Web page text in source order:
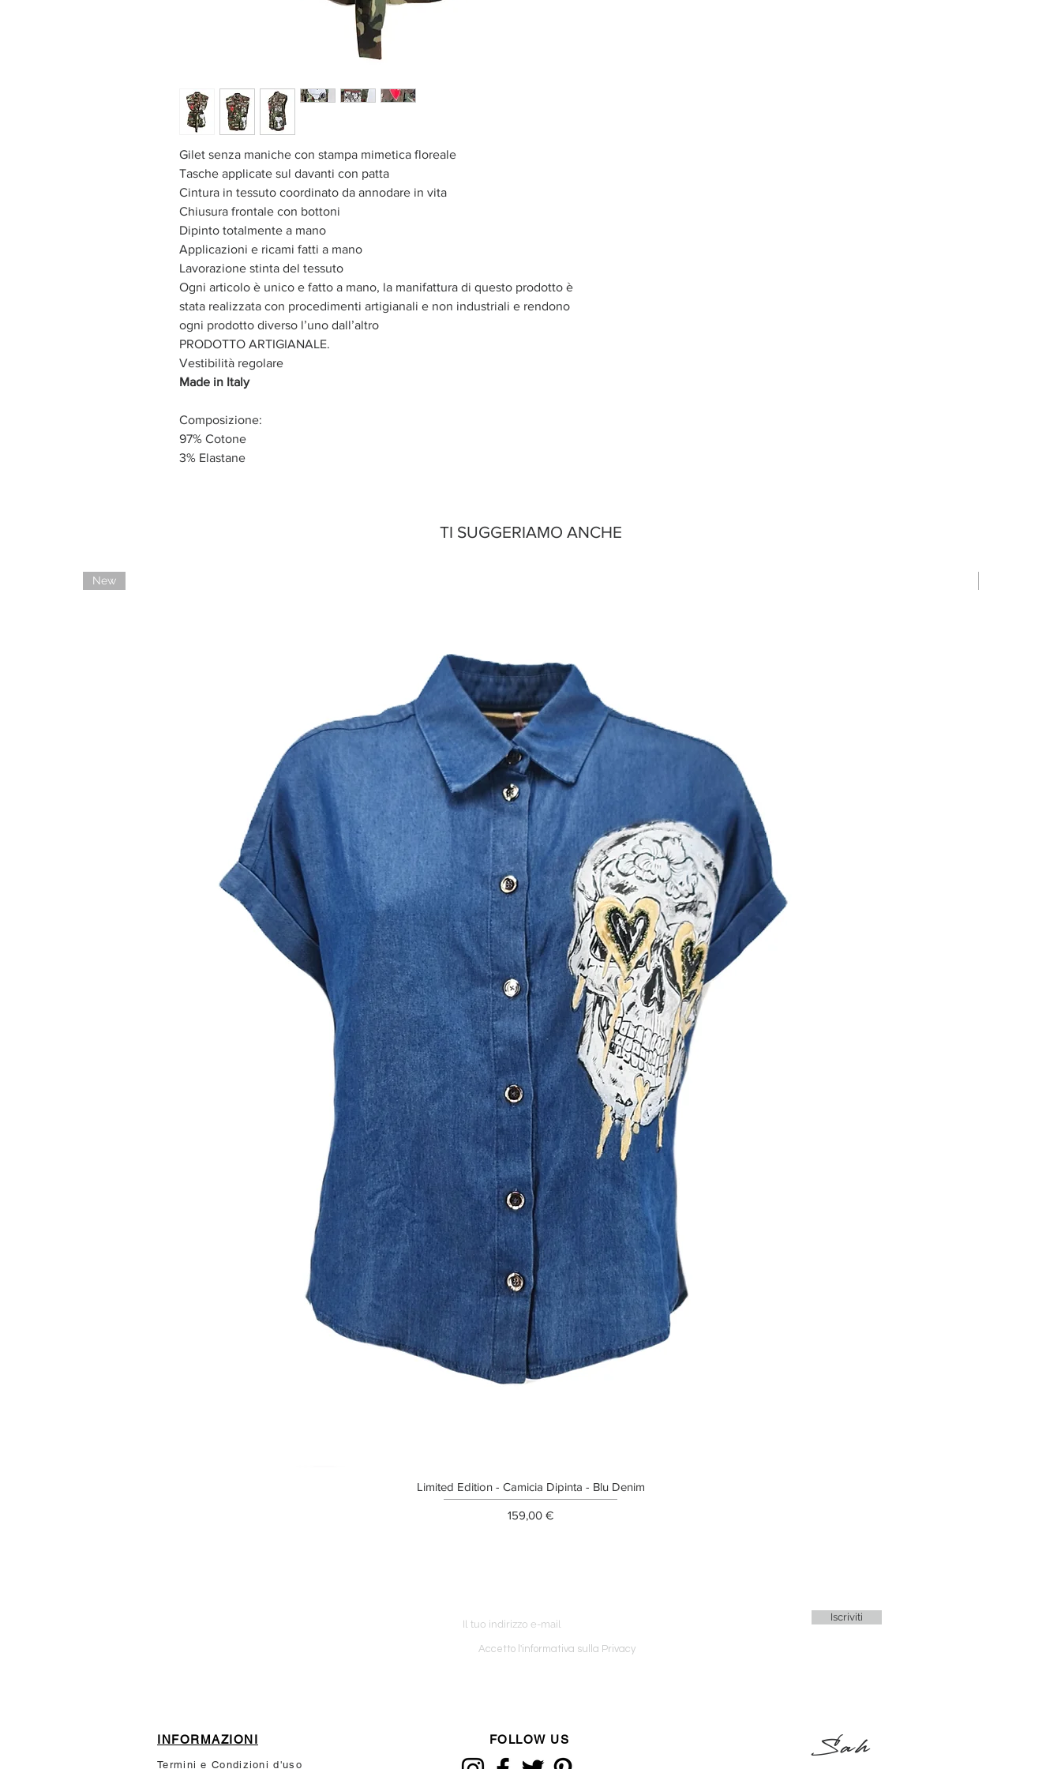
Gilet senza maniche con stampa mimetica floreale
Tasche applicate sul davanti con patta
Cintura in tessuto coordinato da annodare in vita
Chiusura frontale con bottoni
Dipinto totalmente a mano
Applicazioni e ricami fatti a mano
Lavorazione stinta del tessuto
Ogni articolo è unico e fatto a mano, la manifattura di questo prodotto è
stata realizzata con procedimenti artigianali e non industriali e rendono
ogni prodotto diverso l’uno dall’altro
PRODOTTO ARTIGIANALE.
Vestibilità regolare
Made in Italy
Composizione:
97% Cotone
3% Elastane
TI SUGGERIAMO ANCHE
New
Limited Edition - Camicia Dipinta - Blu Denim
Prezzo
159,00 €
Iscriviti
Accetto l'informativa sulla Privacy
INFORMAZIONI
Termini e Condizioni d'uso
FOLLOW US Sah